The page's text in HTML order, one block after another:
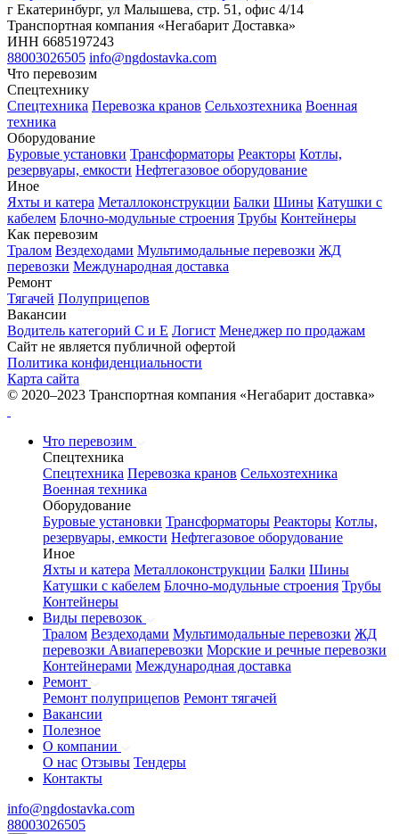
г Екатеринбург, ул Малышева, стр. 51, офис 4/14
Транспортная компания «Негабарит Доставка»
ИНН 6685197243
88003026505 info@ngdostavka.com
Что перевозим
Спецтехнику
Спецтехника Перевозка кранов Сельхозтехника Военная
техника
Оборудование
Буровые установки Трансформаторы Реакторы Котлы,
резервуары, емкости Нефтегазовое оборудование
Иное
Яхты и катера Металлоконструкции Балки Шины Катушки с
кабелем Блочно-модульные строения Трубы Контейнеры
Как перевозим
Тралом Вездеходами Мультимодальные перевозки ЖД
перевозки Международная доставка
Ремонт
Тягачей Полуприцепов
Вакансии
Водитель категорий С и Е Логист Менеджер по продажам
Сайт не является публичной офертой
Политика конфиденциальности
Карта сайта
© 2020–2023 Транспортная компания «Негабарит доставка»
Что перевозим
Спецтехника
Спецтехника Перевозка кранов Сельхозтехника
Военная техника
Оборудование
Буровые установки Трансформаторы Реакторы Котлы,
резервуары, емкости Нефтегазовое оборудование
Иное
Яхты и катера Металлоконструкции Балки Шины
Катушки с кабелем Блочно-модульные строения Трубы
Контейнеры
Виды перевозок
Тралом Вездеходами Мультимодальные перевозки ЖД
перевозки Авиаперевозки Морские и речные перевозки
Контейнерами Международная доставка
Ремонт
Ремонт полуприцепов Ремонт тягачей
Вакансии
Полезное
О компании
О нас Отзывы Тендеры
Контакты
info@ngdostavka.com
88003026505